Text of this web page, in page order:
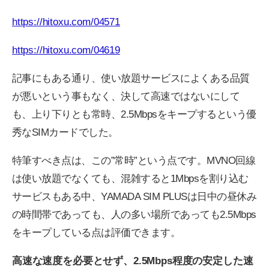
https://hitoxu.com/04571
https://hitoxu.com/04619
記事にもある通り、使い放題サービスによくある品質
が悪いという事もなく、決して高速ではないにして
も、上り下りとも常時、2.5Mbpsをキープするという優
秀なSIMカードでした。
特筆すべき点は、この”常時”という点です。MVNO回線
は使い放題でなくても、混雑すると1Mbpsを割り込む
サービスもある中、YAMADA SIM PLUSは日中の昼休み
の時間帯であっても、人の多い場所であっても2.5Mbps
をキープしている点は評価できます。
高速な速度を必要とせず、2.5Mbps程度の安定した速